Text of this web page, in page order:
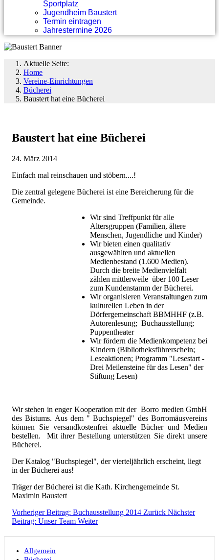
Sportplatz
Jugendheim Baustert
Termin eintragen
Jahrestermine 2026
Aktuelle Seite:
Home
Vereine-Einrichtungen
Bücherei
Baustert hat eine Bücherei
Baustert hat eine Bücherei
24. März 2014
Einfach mal reinschauen und stöbern....!
Die zentral gelegene Bücherei ist eine Bereicherung für die
Gemeinde.
Wir sind Treffpunkt für alle
Altersgruppen (Familien, ältere
Menschen, Jugendliche und Kinder)
Wir bieten einen qualitativ
ausgewählten und aktuellen
Medienbestand (1.600 Medien).
Durch die breite Medienvielfalt
zählen mittlerweile über 100 Leser
zum Kundenstamm der Bücherei.
Wir organisieren Veranstaltungen zum
kulturellen Leben in der
Dörfergemeinschaft BBMHHF (z.B.
Autorenlesung; Buchausstellung;
Puppentheater
Wir fördern die Medienkompetenz bei
Kindern (Bibliotheksführerschein;
Leseaktionen; Programm "Lesestart -
Drei Meilensteine für das Lesen" der
Stiftung Lesen)
Wir stehen in enger Kooperation mit der Borro medien GmbH
des Bistums. Aus dem " Buchspiegel" des Borromäusvereins
können Sie versandkostenfrei aktuelle Bücher und Medien
bestellen. Mit ihrer Bestellung unterstützen Sie direkt unsere
Bücherei.
Der Katalog "Buchspiegel", der vierteljährlich erscheint, liegt
in der Bücherei aus!
Träger der Bücherei ist die Kath. Kirchengemeinde St.
Maximin Baustert
Vorheriger Beitrag: Buchausstellung 2014 Zurück Nächster
Beitrag: Unser Team Weiter
Allgemein